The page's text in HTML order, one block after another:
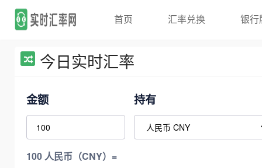
首页 汇率兑换 银行
今日实时汇率
金额 持有
100 人民币（CNY）=